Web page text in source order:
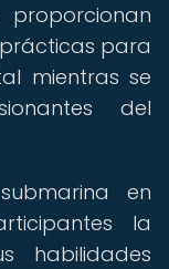
para
mientras se
del
en
la
habilidades